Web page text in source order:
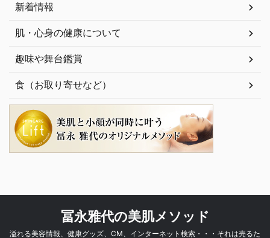
新着情報
肌・心身の健康について
趣味や舞台鑑賞
食（お取り寄せなど）
冨永雅代の美肌メソッド
溢れる美容情報、健康グッズ、CM、インターネット検索・・・それは売るた